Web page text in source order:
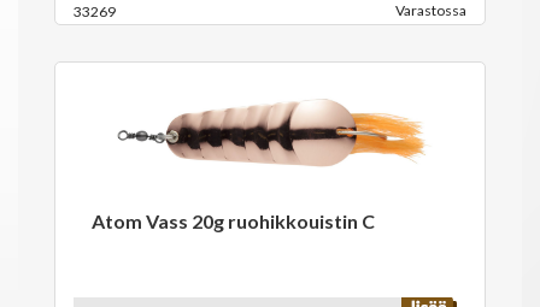
33269 Varastossa
Atom Vass 20g ruohikkouistin C